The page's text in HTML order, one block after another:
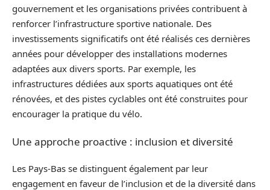
gouvernement et les organisations privées contribuent à
renforcer l’infrastructure sportive nationale. Des
investissements significatifs ont été réalisés ces dernières
années pour développer des installations modernes
adaptées aux divers sports. Par exemple, les
infrastructures dédiées aux sports aquatiques ont été
rénovées, et des pistes cyclables ont été construites pour
encourager la pratique du vélo.
Une approche proactive : inclusion et diversité
Les Pays-Bas se distinguent également par leur
engagement en faveur de l’inclusion et de la diversité dans